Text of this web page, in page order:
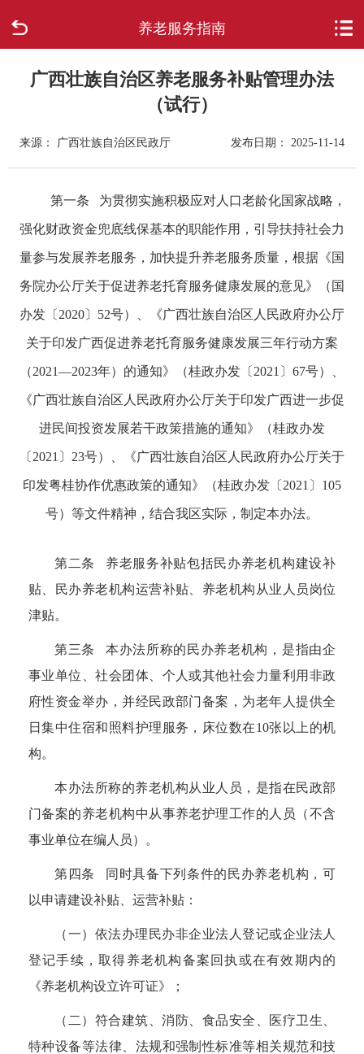
养老服务指南
走进柳城
政府信息公开
网上办事
互动回应
广西壮族自治区养老服务补贴管理办法
（试行）
来源： 广西壮族自治区民政厅 发布日期： 2025-11-14
第一条 为贯彻实施积极应对人口老龄化国家战略，
强化财政资金兜底线保基本的职能作用，引导扶持社会力
量参与发展养老服务，加快提升养老服务质量，根据《国
务院办公厅关于促进养老托育服务健康发展的意见》（国
办发〔 2020〕 52号）、《广西壮族自治区人民政府办公厅
关于印发广西促进养老托育服务健康发展三年行动方案
（2021—2023年）的通知》（桂政办发〔 2021 〕 67号）、
《广西壮族自治区人民政府办公厅关于印发广西进一步促
进民间投资发展若干政策措施的通知》（桂政办发
〔 2021 〕 23号）、《广西壮族自治区人民政府办公厅关于
印发粤桂协作优惠政策的通知》（桂政办发〔 2021 〕 105
号）等文件精神，结合我区实际，制定本办法。
第二条 养老服务补贴包括民办养老机构建设补
贴、民办养老机构运营补贴、养老机构从业人员岗位
津贴。
第三条 本办法所称的民办养老机构，是指由企
事业单位、社会团体、个人或其他社会力量利用非政
府性资金举办，并经民政部门备案，为老年人提供全
日集中住宿和照料护理服务，床位数在10张以上的机
构。
本办法所称的养老机构从业人员，是指在民政部
门备案的养老机构中从事养老护理工作的人员（不含
事业单位在编人员）。
第四条 同时具备下列条件的民办养老机构，可
以申请建设补贴、运营补贴：
（一）依法办理民办非企业法人登记或企业法人
登记手续，取得养老机构备案回执或在有效期内的
《养老机构设立许可证》；
（二）符合建筑、消防、食品安全、医疗卫生、
特种设备等法律、法规和强制性标准等相关规范和技